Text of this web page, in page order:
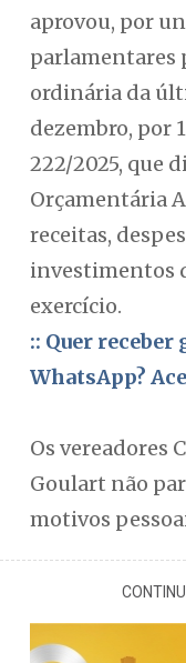
aprovou, por
parlamentares
ordinária da
dezembro, por
222/2025, que
Orçamentária
receitas,
investimentos
exercício.
:: Quer
WhatsApp?
Os vereadores
Goulart não
motivos